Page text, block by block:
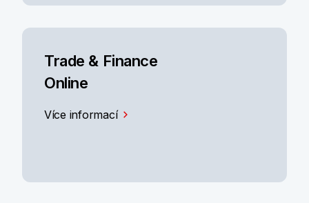
Trade & Finance
Online
Více informací